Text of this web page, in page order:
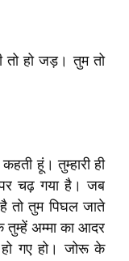
तो हो जड़। तुम तो
हूं। तुम्हारी ही
चढ़ गया है। जब
तो तुम पिघल जाते
तुम्हें अम्मा का आदर
गए हो। जोरू के